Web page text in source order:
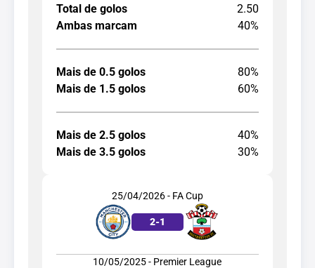
Total de golos
2.50
Ambas marcam
40%
Mais de 0.5 golos
80%
Mais de 1.5 golos
60%
Mais de 2.5 golos
40%
Mais de 3.5 golos
30%
25/04/2026 - FA Cup
2-1
10/05/2025 - Premier League